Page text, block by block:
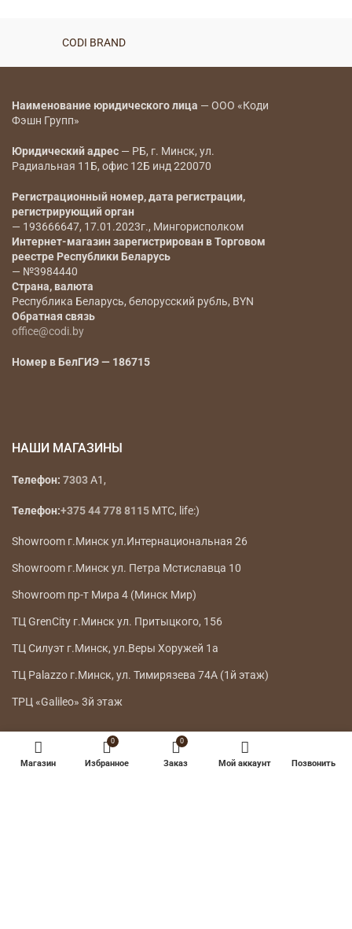
CODI BRAND
Наименование юридического лица — ООО «Коди
Фэшн Групп»
Юридический адрес — РБ, г. Минск, ул.
Радиальная 11Б, офис 12Б инд 220070
Регистрационный номер, дата регистрации,
регистрирующий орган
— 193666647, 17.01.2023г., Мингорисполком
Интернет-магазин зарегистрирован в Торговом
реестре Республики Беларусь
— №3984440
Страна, валюта
Республика Беларусь, белорусский рубль, BYN
Обратная связь
office@codi.by
Номер в БелГИЭ — 186715
НАШИ МАГАЗИНЫ
Телефон: 7303A1,
Телефон:+375 44 778 8115 МТС, life:)
Showroom г.Минск ул.Интернациональная 26
Showroom г.Минск ул. Петра Мстиславца 10
Showroom пр-т Мира 4 (Минск Мир)
ТЦ GrenCity г.Минск ул. Притыцкого, 156
ТЦ Силуэт г.Минск, ул.Веры Хоружей 1а
ТЦ Palazzo г.Минск, ул. Тимирязева 74А (1й этаж)
ТРЦ «Galileo» 3й этаж
ГЛАВНОЕ МЕНЮ
Магазин
0
Избранное
0
Заказ Мой аккаунт Позвонить